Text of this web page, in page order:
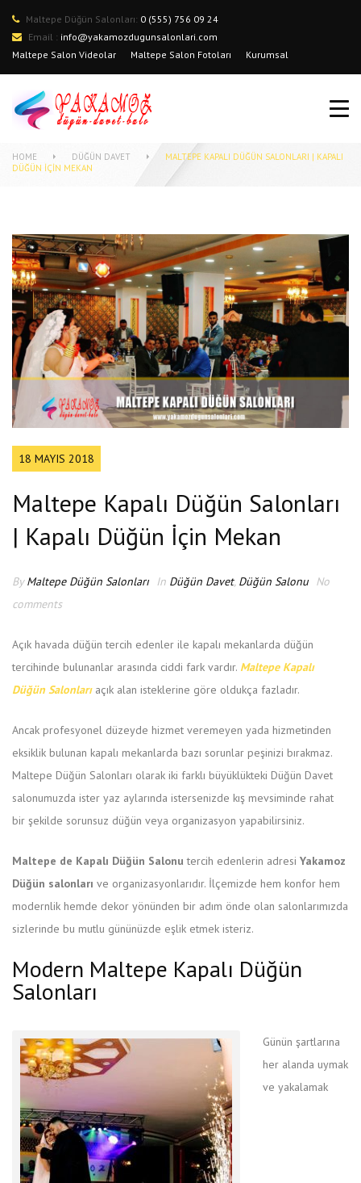
Maltepe Düğün Salonları: 0 (555) 756 09 24
Email : info@yakamozdugunsalonlari.com
Maltepe Salon Videolar
Maltepe Salon Fotoları Kurumsal
ANA SAYFA
SALON FOTOĞRAFLARI
BILGILENDIRME
MALTEPE DÜĞÜN SALONLARI
FIYATLARI
İLETİŞİM
Maltepe Düğün Salonu
HOME DÜĞÜN DAVET
MALTEPE KAPALI DÜĞÜN SALONLARI | KAPALI
DÜĞÜN İÇIN MEKAN
18 MAYIS 2018
Maltepe Kapalı Düğün Salonları
| Kapalı Düğün İçin Mekan
ByMaltepe Düğün Salonları In Düğün Davet, Düğün Salonu No
comments
Açık havada düğün tercih edenler ile kapalı mekanlarda düğün
tercihinde bulunanlar arasında ciddi fark vardır. Maltepe Kapalı
Düğün Salonları açık alan isteklerine göre oldukça fazladır.
Ancak profesyonel düzeyde hizmet veremeyen yada hizmetinden
eksiklik bulunan kapalı mekanlarda bazı sorunlar peşinizi bırakmaz.
Maltepe Düğün Salonları olarak iki farklı büyüklükteki Düğün Davet
salonumuzda ister yaz aylarında istersenizde kış mevsiminde rahat
bir şekilde sorunsuz düğün veya organizasyon yapabilirsiniz.
Maltepe de Kapalı Düğün Salonu tercih edenlerin adresi Yakamoz
Düğün salonları ve organizasyonlarıdır. İlçemizde hem konfor hem
modernlik hemde dekor yönünden bir adım önde olan salonlarımızda
sizlerinde bu mutlu gününüzde eşlik etmek isteriz.
Modern Maltepe Kapalı Düğün
Salonları
Günün şartlarına
her alanda uymak
ve yakalamak